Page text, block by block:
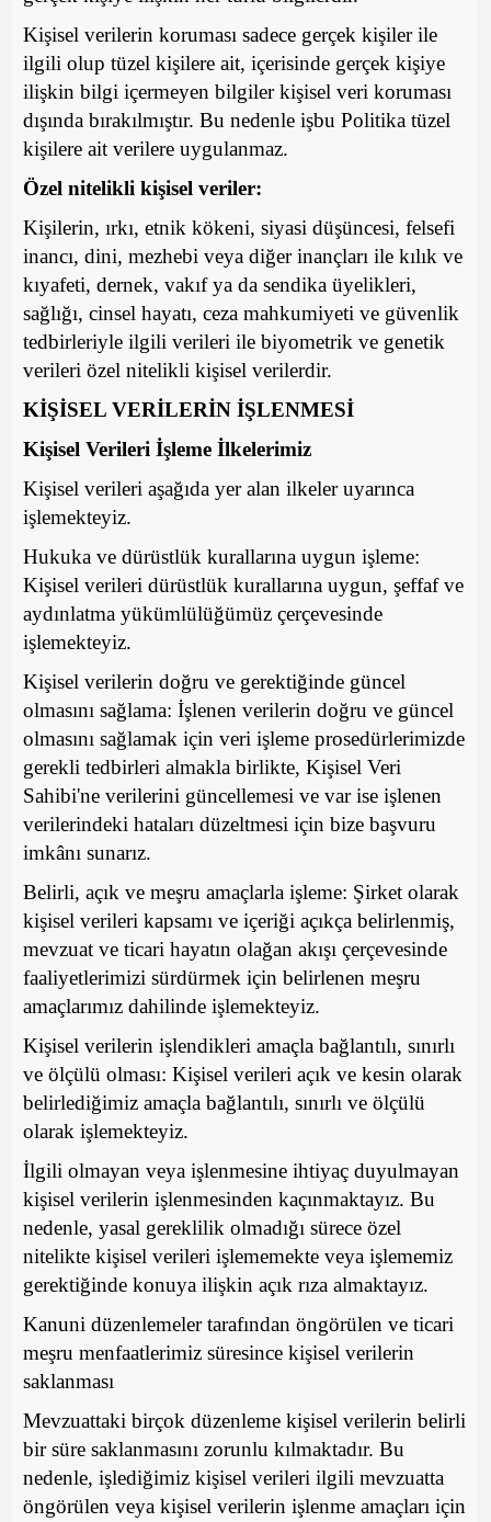
Kişisel verilerin koruması sadece gerçek kişiler ile
ilgili olup tüzel kişilere ait, içerisinde gerçek kişiye
ilişkin bilgi içermeyen bilgiler kişisel veri koruması
dışında bırakılmıştır. Bu nedenle işbu Politika tüzel
kişilere ait verilere uygulanmaz.
Özel nitelikli kişisel veriler:
Kişilerin, ırkı, etnik kökeni, siyasi düşüncesi, felsefi
inancı, dini, mezhebi veya diğer inançları ile kılık ve
kıyafeti, dernek, vakıf ya da sendika üyelikleri,
sağlığı, cinsel hayatı, ceza mahkumiyeti ve güvenlik
tedbirleriyle ilgili verileri ile biyometrik ve genetik
verileri özel nitelikli kişisel verilerdir.
KİŞİSEL VERİLERİN İŞLENMESİ
Kişisel Verileri İşleme İlkelerimiz
Kişisel verileri aşağıda yer alan ilkeler uyarınca
işlemekteyiz.
Hukuka ve dürüstlük kurallarına uygun işleme:
Kişisel verileri dürüstlük kurallarına uygun, şeffaf ve
aydınlatma yükümlülüğümüz çerçevesinde
işlemekteyiz.
Kişisel verilerin doğru ve gerektiğinde güncel
olmasını sağlama: İşlenen verilerin doğru ve güncel
olmasını sağlamak için veri işleme prosedürlerimizde
gerekli tedbirleri almakla birlikte, Kişisel Veri
Sahibi'ne verilerini güncellemesi ve var ise işlenen
verilerindeki hataları düzeltmesi için bize başvuru
imkânı sunarız.
Belirli, açık ve meşru amaçlarla işleme: Şirket olarak
kişisel verileri kapsamı ve içeriği açıkça belirlenmiş,
mevzuat ve ticari hayatın olağan akışı çerçevesinde
faaliyetlerimizi sürdürmek için belirlenen meşru
amaçlarımız dahilinde işlemekteyiz.
Kişisel verilerin işlendikleri amaçla bağlantılı, sınırlı
ve ölçülü olması: Kişisel verileri açık ve kesin olarak
belirlediğimiz amaçla bağlantılı, sınırlı ve ölçülü
olarak işlemekteyiz.
İlgili olmayan veya işlenmesine ihtiyaç duyulmayan
kişisel verilerin işlenmesinden kaçınmaktayız. Bu
nedenle, yasal gereklilik olmadığı sürece özel
nitelikte kişisel verileri işlememekte veya işlememiz
gerektiğinde konuya ilişkin açık rıza almaktayız.
Kanuni düzenlemeler tarafından öngörülen ve ticari
meşru menfaatlerimiz süresince kişisel verilerin
saklanması
Mevzuattaki birçok düzenleme kişisel verilerin belirli
bir süre saklanmasını zorunlu kılmaktadır. Bu
nedenle, işlediğimiz kişisel verileri ilgili mevzuatta
öngörülen veya kişisel verilerin işlenme amaçları için